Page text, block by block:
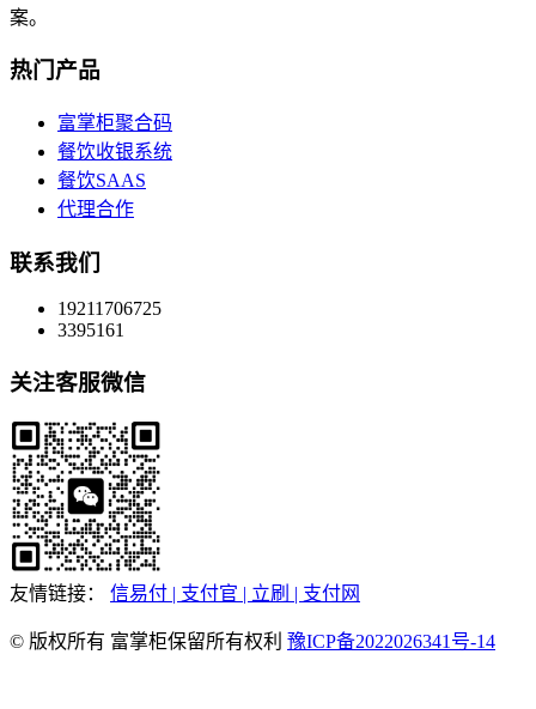
案。
热门产品
富掌柜聚合码
餐饮收银系统
餐饮SAAS
代理合作
联系我们
19211706725
3395161
关注客服微信
友情链接： 信易付 | 支付官 | 立刷 | 支付网
© 版权所有 富掌柜保留所有权利 豫ICP备2022026341号-14